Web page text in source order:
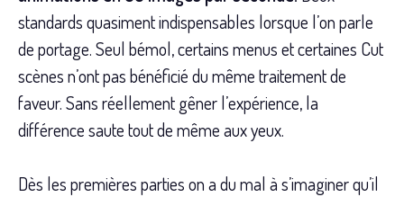
standards quasiment indispensables lorsque l’on parle
de portage. Seul bémol, certains menus et certaines Cut
scènes n’ont pas bénéficié du même traitement de
faveur. Sans réellement gêner l’expérience, la
différence saute tout de même aux yeux.
Dès les premières parties on a du mal à s’imaginer qu’il